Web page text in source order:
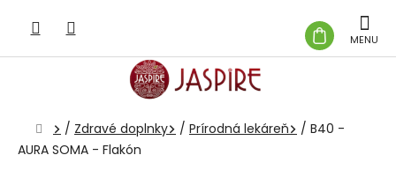
obsah
KOŠÍK
Domov
/ Zdravé doplnky / Prírodná lekáreň / B40 -
AURA SOMA - Flakón